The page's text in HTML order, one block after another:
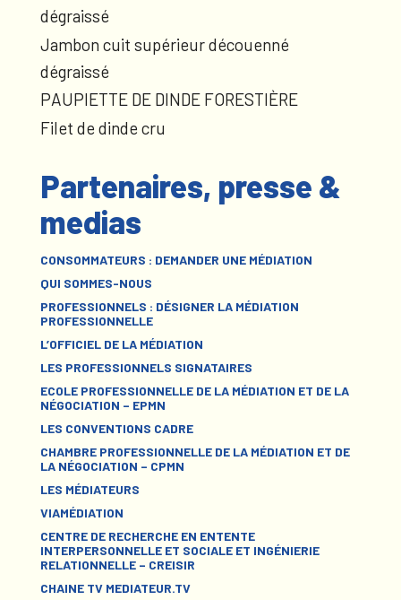
dégraissé
Jambon cuit supérieur découenné
dégraissé
PAUPIETTE DE DINDE FORESTIÈRE
Filet de dinde cru
Partenaires, presse &
medias
CONSOMMATEURS : DEMANDER UNE MÉDIATION
QUI SOMMES-NOUS
PROFESSIONNELS : DÉSIGNER LA MÉDIATION
PROFESSIONNELLE
L’OFFICIEL DE LA MÉDIATION
LES PROFESSIONNELS SIGNATAIRES
ECOLE PROFESSIONNELLE DE LA MÉDIATION ET DE LA
NÉGOCIATION – EPMN
LES CONVENTIONS CADRE
CHAMBRE PROFESSIONNELLE DE LA MÉDIATION ET DE
LA NÉGOCIATION – CPMN
LES MÉDIATEURS
VIAMÉDIATION
CENTRE DE RECHERCHE EN ENTENTE
INTERPERSONNELLE ET SOCIALE ET INGÉNIERIE
RELATIONNELLE – CREISIR
CHAINE TV MEDIATEUR.TV